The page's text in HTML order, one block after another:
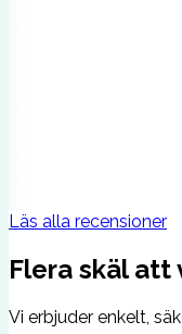
Läs alla recensioner
Flera skäl att
Vi erbjuder enkelt,